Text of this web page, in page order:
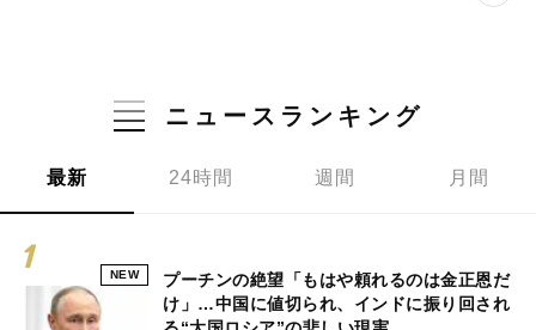
ニュースランキング
最新 24時間 週間 月間
NEW
プーチンの絶望「もはや頼れるのは金正恩だ
け」…中国に値切られ、インドに振り回され